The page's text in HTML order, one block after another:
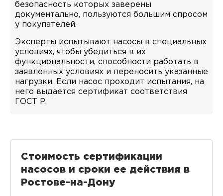
безопасность которых заверены
документально, пользуются большим спросом
у покупателей.
Эксперты испытывают насосы в специальных
условиях, чтобы убедиться в их
функциональности, способности работать в
заявленных условиях и переносить указанные
нагрузки. Если насос проходит испытания, на
него выдается сертификат соответствия
ГОСТ Р.
Стоимость сертификации
насосов и сроки ее действия в
Ростове-на-Дону